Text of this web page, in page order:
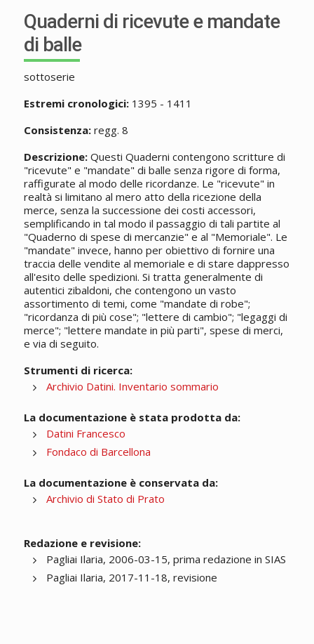
Quaderni di ricevute e mandate
di balle
sottoserie
Estremi cronologici:1395 - 1411
Consistenza:regg. 8
Descrizione:Questi Quaderni contengono scritture di
"ricevute" e "mandate" di balle senza rigore di forma,
raffigurate al modo delle ricordanze. Le "ricevute" in
realtà si limitano al mero atto della ricezione della
merce, senza la successione dei costi accessori,
semplificando in tal modo il passaggio di tali partite al
"Quaderno di spese di mercanzie" e al "Memoriale". Le
"mandate" invece, hanno per obiettivo di fornire una
traccia delle vendite al memoriale e di stare dappresso
all'esito delle spedizioni. Si tratta generalmente di
autentici zibaldoni, che contengono un vasto
assortimento di temi, come "mandate di robe";
"ricordanza di più cose"; "lettere di cambio"; "legaggi di
merce"; "lettere mandate in più parti", spese di merci,
e via di seguito.
Strumenti di ricerca:
Archivio Datini. Inventario sommario
La documentazione è stata prodotta da:
Datini Francesco
Fondaco di Barcellona
La documentazione è conservata da:
Archivio di Stato di Prato
Redazione e revisione:
Pagliai Ilaria, 2006-03-15, prima redazione in SIAS
Pagliai Ilaria, 2017-11-18, revisione